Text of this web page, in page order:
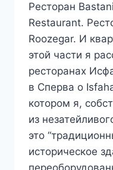
Ресторан
Restaurant.
Roozegar. И
этой части я
ресторанах
в Сперва о
котором я,
из
это
историческое